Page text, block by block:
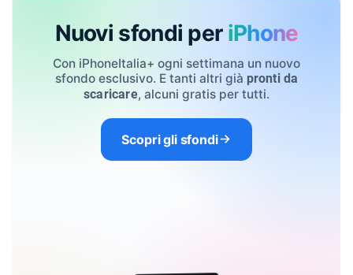
Nuovi sfondi per iPhone
Con iPhoneItalia+ ogni settimana un nuovo
sfondo esclusivo. E tanti altri già pronti da
scaricare, alcuni gratis per tutti.
Scopri gli sfondi